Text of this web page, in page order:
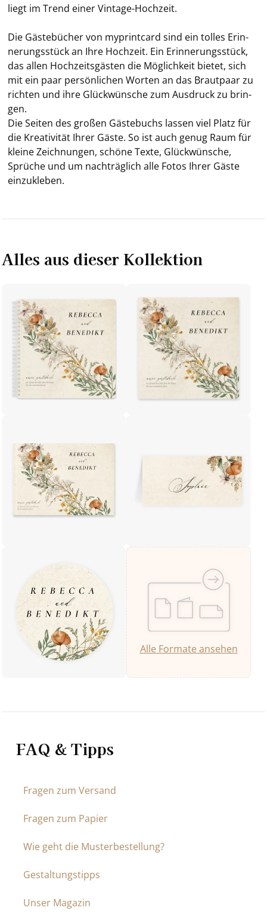
liegt im Trend einer Vintage-​Hochzeit.
Die Gäs­te­bü­cher von my­print­card sind ein tol­les Er­in­
ne­rungs­stück an Ihre Hoch­zeit. Ein Er­in­ne­rungs­stück,
das allen Hoch­zeits­gäs­ten die Mög­lich­keit bie­tet, sich
mit ein paar per­sön­li­chen Wor­ten an das Braut­paar zu
rich­ten und ihre Glück­wün­sche zum Aus­druck zu brin­
gen.
Die Sei­ten des gro­ßen Gäs­te­buchs las­sen viel Platz für
die Krea­ti­vi­tät Ihrer Gäste. So ist auch genug Raum für
klei­ne Zeich­nun­gen, schö­ne Texte, Glück­wün­sche,
Sprü­che und um nach­träg­lich alle Fotos Ihrer Gäste
ein­zu­kle­ben.
Alles aus dieser Kollektion
Alle Formate ansehen
FAQ & Tipps
Fragen zum Versand
Fragen zum Papier
Wie geht die Musterbestellung?
Gestaltungstipps
Unser Magazin